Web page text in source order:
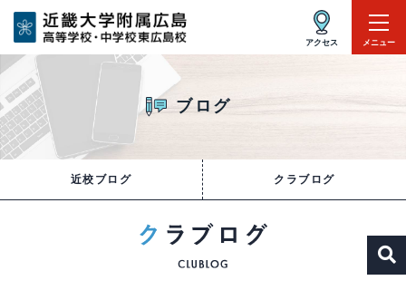
アクセス
ブログ
近校ブログ クラブログ
メニュー